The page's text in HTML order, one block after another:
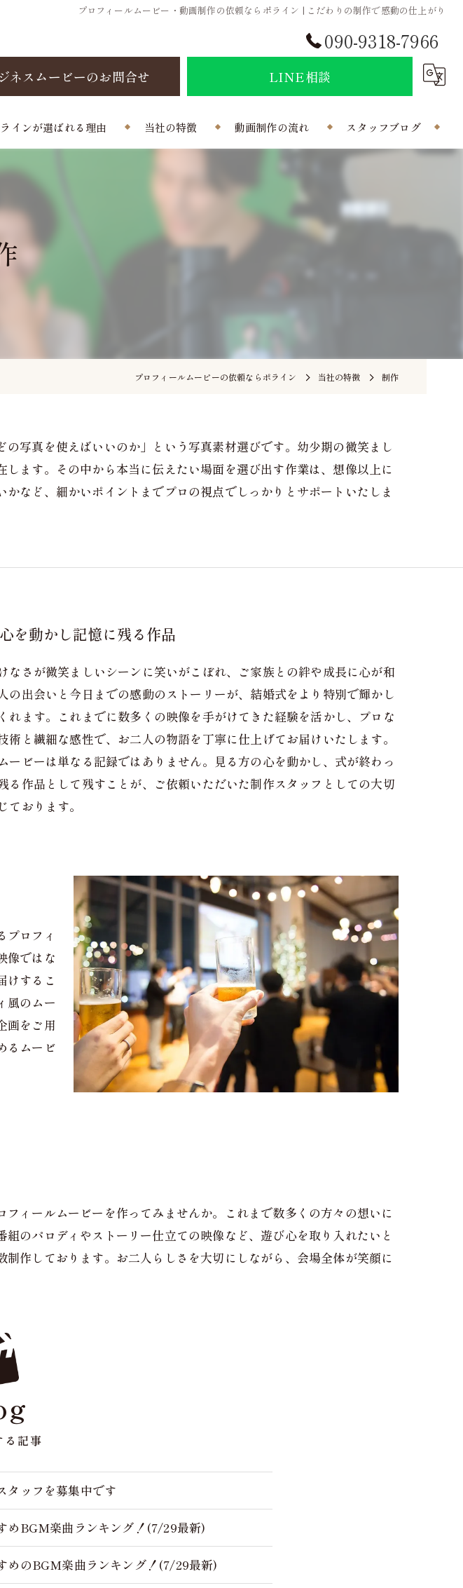
プロフィールムービー・動画制作の依頼ならポライン | こだわりの制作で感動の仕上がり
090-9318-7966
ネスムービーのお問合せ LINE相談
インが選ばれる理由
様の声
ある質問
当社の特徴
曲
動画制作の流れ スタッフブログ
プロフィールムービーの依頼ならポライン 当社の特徴 制作
写真を使えばいいのか」という写真素材選びです。幼少期の微笑まし
ます。その中から本当に伝えたい場面を選び出す作業は、想像以上に
など、細かいポイントまでプロの視点でしっかりとサポートいたしま
を動かし記憶に残る作品
なさが微笑ましいシーンに笑いがこぼれ、ご家族との絆や成長に心が和
の出会いと今日までの感動のストーリーが、結婚式をより特別で輝かし
れます。これまでに数多くの映像を手がけてきた経験を活かし、プロな
術と繊細な感性で、お二人の物語を丁寧に仕上げてお届けいたします。
ービーは単なる記録ではありません。見る方の心を動かし、式が終わっ
る作品として残すことが、ご依頼いただいた制作スタッフとしての大切
ております。
プロフィ
像ではな
けするこ
風のムー
画をご用
るムービ
ィールムービーを作ってみませんか。これまで数多くの方々の想いに
のパロディやストーリー仕立ての映像など、遊び心を取り入れたいと
作しております。お二人らしさを大切にしながら、会場全体が笑顔に
る記事
タッフを募集中です
めBGM楽曲ランキング！(7/29最新)
めのBGM楽曲ランキング！(7/29最新)